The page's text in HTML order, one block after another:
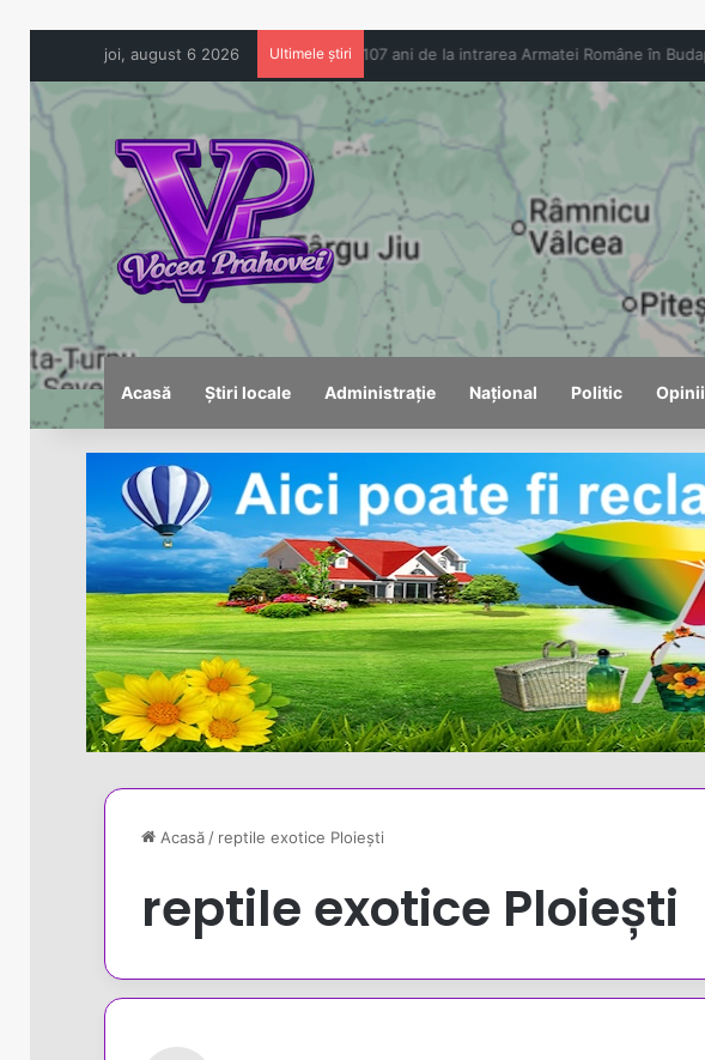
joi, august 6 2026 Ultimele știri
Acasă Știri locale Administrație Național Politic Opinii
Acasă / reptile exotice Ploiești
reptile exotice Ploiești